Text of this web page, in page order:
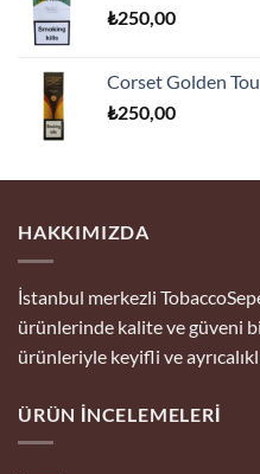
₺250,00
Corset Golden
₺250,00
HAKKIMIZDA
İstanbul merkezli
ürünlerinde kalite ve güveni
ürünleriyle keyifli ve
ÜRÜN İNCELEMELERI